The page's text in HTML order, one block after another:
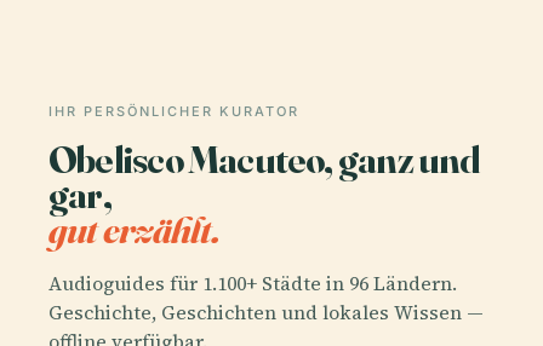
IHR PERSÖNLICHER KURATOR
Obelisco Macuteo, ganz und
gar,
gut erzählt.
Audioguides für 1.100+ Städte in 96 Ländern.
Geschichte, Geschichten und lokales Wissen —
offline verfügbar.